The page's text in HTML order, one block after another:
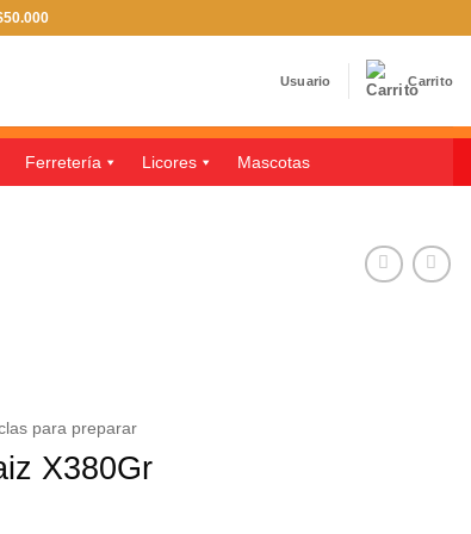
Usuario Carrito
Ferretería Licores Mascotas
para preparar
X380Gr